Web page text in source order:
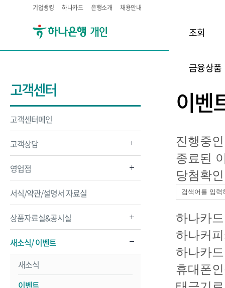
기업뱅킹 하나카드 은행소개 채용안내
조회
금융상품
고객센터
고객센터메인
고객상담
영업점
서식/약관/설명서 자료실
상품자료실&공시실
새소식/ 이벤트
새소식
이벤트
이벤
진행중
종료된
당첨확인
하나카
하나커
하나카
휴대폰